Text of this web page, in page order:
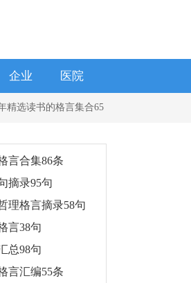
企业 医院
精选读书的格言集合65
言合集86条
摘录95句
理格言摘录58句
言38句
总98句
言汇编55条